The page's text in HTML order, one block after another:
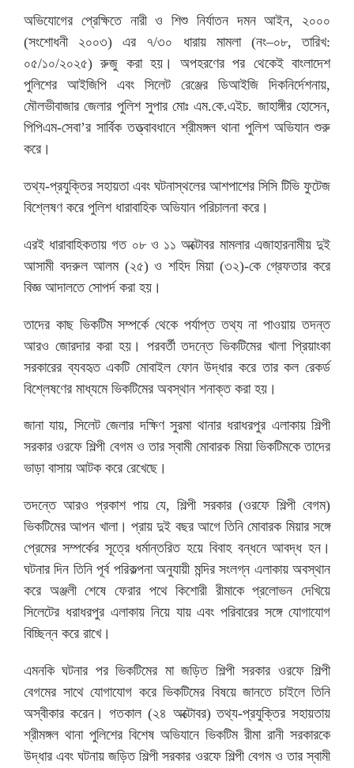
অভিযোগের প্রেক্ষিতে নারী ও শিশু নির্যাতন দমন আইন, ২০০০
(সংশোধনী ২০০৩) এর ৭/৩০ ধারায় মামলা (নং–০৮, তারিখ:
০৫/১০/২০২৫) রুজু করা হয়। অপহরণের পর থেকেই বাংলাদেশ
পুলিশের আইজিপি এবং সিলেট রেঞ্জের ডিআইজি দিকনির্দেশনায়,
মৌলভীবাজার জেলার পুলিশ সুপার মোঃ এম.কে.এইচ. জাহাঙ্গীর হোসেন,
পিপিএম-সেবা’র সার্বিক তত্ত্বাবধানে শ্রীমঙ্গল থানা পুলিশ অভিযান শুরু
করে।
তথ্য-প্রযুক্তির সহায়তা এবং ঘটনাস্থলের আশপাশের সিসি টিভি ফুটেজ
বিশ্লেষণ করে পুলিশ ধারাবাহিক অভিযান পরিচালনা করে।
এরই ধারাবাহিকতায় গত ০৮ ও ১১ অক্টোবর মামলার এজাহারনামীয় দুই
আসামী বদরুল আলম (২৫) ও শহিদ মিয়া (৩২)-কে গ্রেফতার করে
বিজ্ঞ আদালতে সোপর্দ করা হয়।
তাদের কাছ ভিকটিম সম্পর্কে থেকে পর্যাপ্ত তথ্য না পাওয়ায় তদন্ত
আরও জোরদার করা হয়। পরবর্তী তদন্তে ভিকটিমের খালা প্রিয়াংকা
সরকারের ব্যবহৃত একটি মোবাইল ফোন উদ্ধার করে তার কল রেকর্ড
বিশ্লেষণের মাধ্যমে ভিকটিমের অবস্থান শনাক্ত করা হয়।
জানা যায়, সিলেট জেলার দক্ষিণ সুরমা থানার ধরাধরপুর এলাকায় শিল্পী
সরকার ওরফে শিল্পী বেগম ও তার স্বামী মোবারক মিয়া ভিকটিমকে তাদের
ভাড়া বাসায় আটক করে রেখেছে।
তদন্তে আরও প্রকাশ পায় যে, শিল্পী সরকার (ওরফে শিল্পী বেগম)
ভিকটিমের আপন খালা। প্রায় দুই বছর আগে তিনি মোবারক মিয়ার সঙ্গে
প্রেমের সম্পর্কের সূত্রে ধর্মান্তরিত হয়ে বিবাহ বন্ধনে আবদ্ধ হন।
ঘটনার দিন তিনি পূর্ব পরিকল্পনা অনুযায়ী মন্দির সংলগ্ন এলাকায় অবস্থান
করে অঞ্জলী শেষে ফেরার পথে কিশোরী রীমাকে প্রলোভন দেখিয়ে
সিলেটের ধরাধরপুর এলাকায় নিয়ে যায় এবং পরিবারের সঙ্গে যোগাযোগ
বিচ্ছিন্ন করে রাখে।
এমনকি ঘটনার পর ভিকটিমের মা জড়িত শিল্পী সরকার ওরফে শিল্পী
বেগমের সাথে যোগাযোগ করে ভিকটিমের বিষয়ে জানতে চাইলে তিনি
অস্বীকার করেন। গতকাল (২৪ অক্টোবর) তথ্য-প্রযুক্তির সহায়তায়
শ্রীমঙ্গল থানা পুলিশের বিশেষ অভিযানে ভিকটিম রীমা রানী সরকারকে
উদ্ধার এবং ঘটনায় জড়িত শিল্পী সরকার ওরফে শিল্পী বেগম ও তার স্বামী